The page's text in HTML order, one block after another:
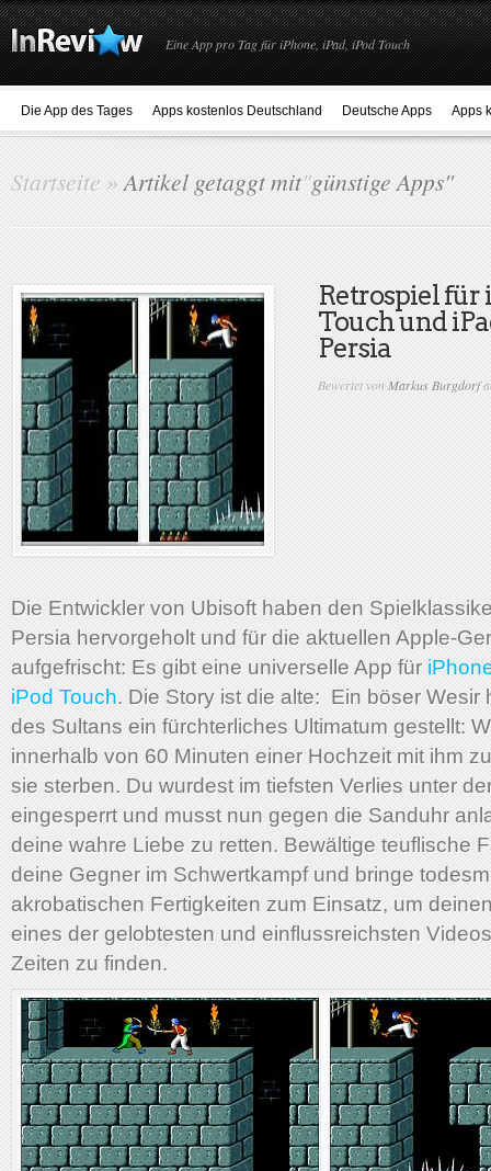
Eine App pro Tag für iPhone, iPad, iPod Touch
Die App des Tages Apps kostenlos Deutschland Deutsche Apps Apps
Startseite »Artikel getaggt mit"günstige Apps"
Retrospiel für
Touch und
Persia
Bewertet vonMarkus Burgdorf
Die Entwickler von Ubisoft haben den
Persia hervorgeholt und für die aktuellen Apple-
aufgefrischt: Es gibt eine universelle App für
iPod Touch. Die Story ist die alte: Ein böser Wesir
des Sultans ein fürchterliches Ultimatum gestellt:
innerhalb von 60 Minuten einer Hochzeit mit ihm
sie sterben. Du wurdest im tiefsten Verlies unter
eingesperrt und musst nun gegen die Sanduhr
deine wahre Liebe zu retten. Bewältige teuflische
deine Gegner im Schwertkampf und bringe
akrobatischen Fertigkeiten zum Einsatz, um
eines der gelobtesten und einflussreichsten
Zeiten zu finden.